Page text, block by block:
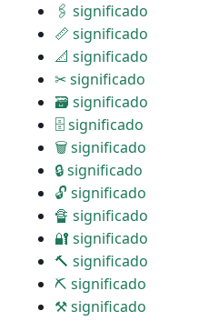
🖇 significado
📏 significado
📐 significado
✂ significado
🗃 significado
🗄 significado
🗑 significado
🔒 significado
🔓 significado
🔏 significado
🔐 significado
🔨 significado
⛏ significado
⚒ significado